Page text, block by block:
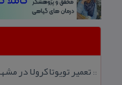
:: تعمیر تویوتا كرولا